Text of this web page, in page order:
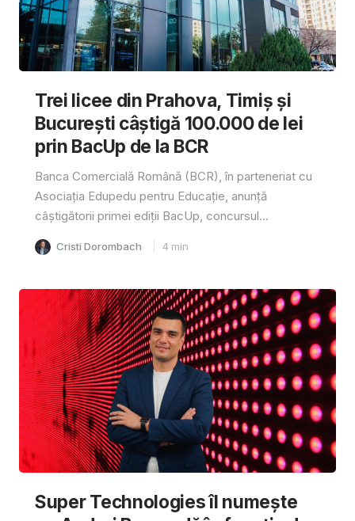
Trei licee din Prahova, Timiș și
București câștigă 100.000 de lei
prin BacUp de la BCR
Banca Comercială Română (BCR), în parteneriat cu
Asociația Edupedu pentru Educație, anunță
câștigătorii primei ediții BacUp, concursul...
Cristi Dorombach 4 min
Super Technologies îl numește